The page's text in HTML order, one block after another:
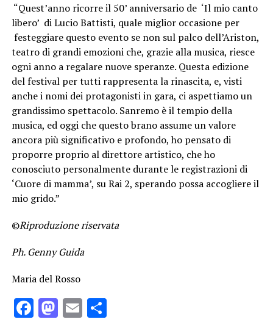
“Quest’anno ricorre il 50’ anniversario de ‘Il mio canto
libero’ di Lucio Battisti, quale miglior occasione per
festeggiare questo evento se non sul palco dell’Ariston,
teatro di grandi emozioni che, grazie alla musica, riesce
ogni anno a regalare nuove speranze. Questa edizione
del festival per tutti rappresenta la rinascita, e, visti
anche i nomi dei protagonisti in gara, ci aspettiamo un
grandissimo spettacolo. Sanremo è il tempio della
musica, ed oggi che questo brano assume un valore
ancora più significativo e profondo, ho pensato di
proporre proprio al direttore artistico, che ho
conosciuto personalmente durante le registrazioni di
‘Cuore di mamma’, su Rai 2, sperando possa accogliere il
mio grido.”
©Riproduzione riservata
Ph. Genny Guida
Maria del Rosso
Facebook
Mastodon
EmailCondividi